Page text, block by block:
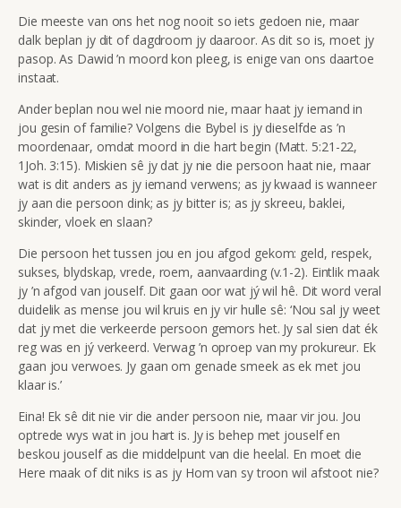
Die meeste van ons het nog nooit so iets gedoen nie, maar
dalk beplan jy dit of dagdroom jy daaroor. As dit so is, moet jy
pasop. As Dawid ’n moord kon pleeg, is enige van ons daartoe
instaat.
Ander beplan nou wel nie moord nie, maar haat jy iemand in
jou gesin of familie? Volgens die Bybel is jy dieselfde as ’n
moordenaar, omdat moord in die hart begin (Matt. 5:21-22,
1Joh. 3:15). Miskien sê jy dat jy nie die persoon haat nie, maar
wat is dit anders as jy iemand verwens; as jy kwaad is wanneer
jy aan die persoon dink; as jy bitter is; as jy skreeu, baklei,
skinder, vloek en slaan?
Die persoon het tussen jou en jou afgod gekom: geld, respek,
sukses, blydskap, vrede, roem, aanvaarding (v.1-2). Eintlik maak
jy ’n afgod van jouself. Dit gaan oor wat jý wil hê. Dit word veral
duidelik as mense jou wil kruis en jy vir hulle sê: ‘Nou sal jy weet
dat jy met die verkeerde persoon gemors het. Jy sal sien dat ék
reg was en jý verkeerd. Verwag ’n oproep van my prokureur. Ek
gaan jou verwoes. Jy gaan om genade smeek as ek met jou
klaar is.’
Eina! Ek sê dit nie vir die ander persoon nie, maar vir jou. Jou
optrede wys wat in jou hart is. Jy is behep met jouself en
beskou jouself as die middelpunt van die heelal. En moet die
Here maak of dit niks is as jy Hom van sy troon wil afstoot nie?